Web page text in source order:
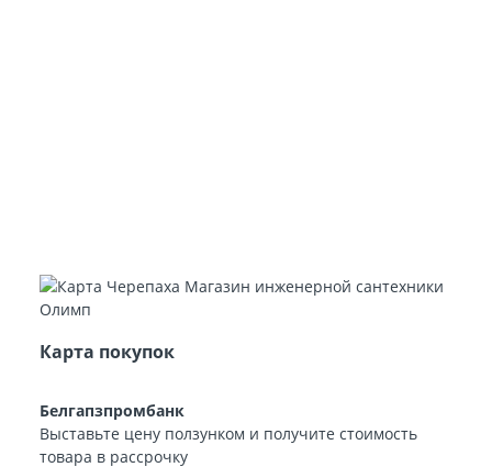
Карта покупок
Белгапзпромбанк
Выставьте цену ползунком и получите стоимость
товара в рассрочку